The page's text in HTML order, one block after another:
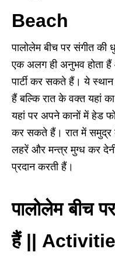
Beach
पालोलेम बीच पर संगीत
एक अलग ही अनुभव होता
पार्टी कर सकते हैं। ये
हैं बल्कि रात के वक्त यहां
यहां पर अपने कानों में हेड
कर सकते हैं। रात में समुद्र
लहरें और मन्त्र मुग्ध कर
प्रदान करती हैं।
पालोलेम बीच
हैं ||